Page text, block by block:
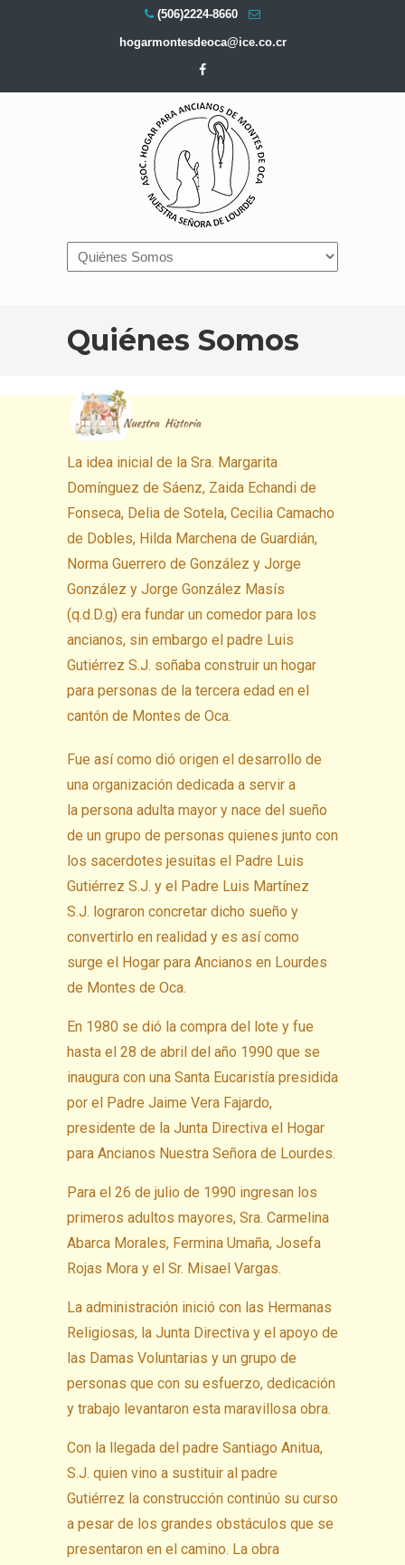
(506)2224-8660
hogarmontesdeoca@ice.co.cr
Navigation
Quiénes Somos
La idea inicial de la Sra. Margarita
Domínguez de Sáenz, Zaida Echandi de
Fonseca, Delia de Sotela, Cecilia Camacho
de Dobles, Hilda Marchena de Guardián,
Norma Guerrero de González y Jorge
González y Jorge González Masís
(q.d.D.g) era fundar un comedor para los
ancianos, sin embargo el padre Luis
Gutiérrez S.J. soñaba construir un hogar
para personas de la tercera edad en el
cantón de Montes de Oca.
Fue así como dió origen el desarrollo de
una organización dedicada a servir a
la persona adulta mayor y nace del sueño
de un grupo de personas quienes junto con
los sacerdotes jesuitas el Padre Luis
Gutiérrez S.J. y el Padre Luis Martínez
S.J. lograron concretar dicho sueño y
convertirlo en realidad y es así como
surge el Hogar para Ancianos en Lourdes
de Montes de Oca.
En 1980 se dió la compra del lote y fue
hasta el 28 de abril del año 1990 que se
inaugura con una Santa Eucaristía presidida
por el Padre Jaime Vera Fajardo,
presidente de la Junta Directiva el Hogar
para Ancianos Nuestra Señora de Lourdes.
Para el 26 de julio de 1990 ingresan los
primeros adultos mayores, Sra. Carmelina
Abarca Morales, Fermina Umaña, Josefa
Rojas Mora y el Sr. Misael Vargas.
La administración inició con las Hermanas
Religiosas, la Junta Directiva y el apoyo de
las Damas Voluntarias y un grupo de
personas que con su esfuerzo, dedicación
y trabajo levantaron esta maravillosa obra.
Con la llegada del padre Santiago Anitua,
S.J. quien vino a sustituir al padre
Gutiérrez la construcción continúo su curso
a pesar de los grandes obstáculos que se
presentaron en el camino. La obra